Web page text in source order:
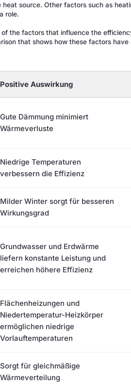
source. Other factors such as
role.
the factors that influence the
that shows how these factors
Positive Auswirkung
Gute Dämmung minimiert
Wärmeverluste
Niedrige Temperaturen
verbessern die Effizienz
Milder Winter sorgt für besseren
Wirkungsgrad
Grundwasser und Erdwärme
liefern konstante Leistung und
erreichen höhere Effizienz
Flächenheizungen und
Niedertemperatur-Heizkörper
ermöglichen niedrige
Vorlauftemperaturen
Sorgt für gleichmäßige
Wärmeverteilung